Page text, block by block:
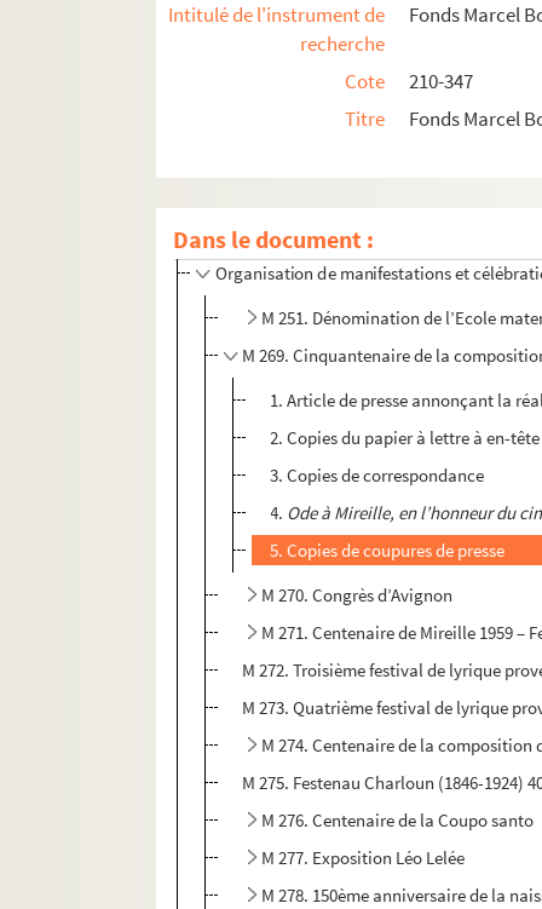
Intitulé de l'instrument de
recherche
Fonds Marcel
Cote
210-347
Titre
Fonds Marcel
Dans le document :
Activités associatives, militantes et
Organisation de manifestations et
M 251. Dénomination de l’Ecole
M 269. Cinquantenaire de la
1. Article de presse annonçant la
2. Copies du papier à lettre à en-
3. Copies de correspondance
4. Ode à Mireille, en l’honneur du
5. Copies de coupures de presse
M 270. Congrès d’Avignon
M 271. Centenaire de Mireille 1959 –
M 272. Troisième festival de lyrique
M 273. Quatrième festival de lyrique
M 274. Centenaire de la
M 275. Festenau Charloun (1846-1924)
M 276. Centenaire de la Coupo santo
M 277. Exposition Léo Lelée
M 278. 150ème anniversaire de la